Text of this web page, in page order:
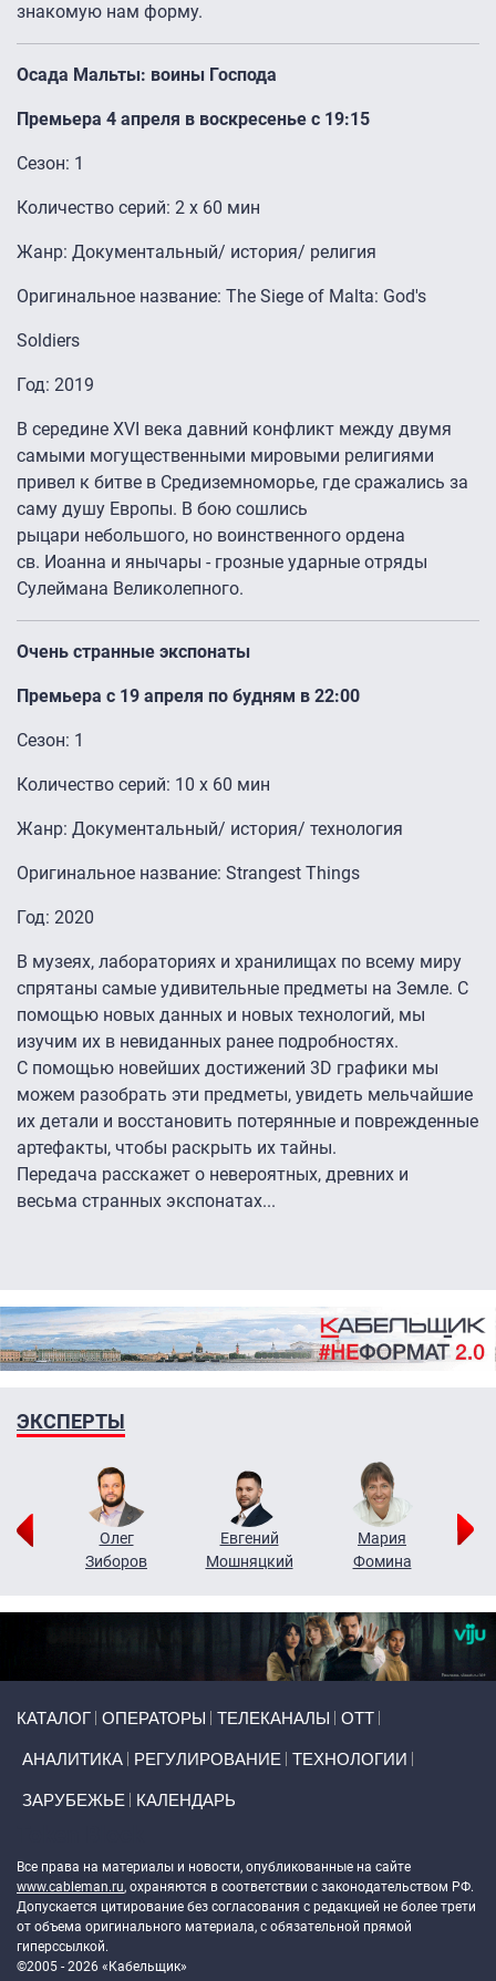
знакомую нам форму.
Осада Мальты: воины Господа
Премьера 4 апреля в воскресенье с 19:15
Сезон: 1
Количество серий: 2 x 60 мин
Жанр: Документальный/ история/ религия
Оригинальное название: The Siege of Malta: God's
Soldiers
Год: 2019
В середине XVI века давний конфликт между двумя
самыми могущественными мировыми религиями
привел к битве в Средиземноморье, где сражались за
саму душу Европы. В бою сошлись
рыцари небольшого, но воинственного ордена
св. Иоанна и янычары - грозные ударные отряды
Сулеймана Великолепного.
Очень странные экспонаты
Премьера с 19 апреля по будням в 22:00
Сезон: 1
Количество серий: 10 x 60 мин
Жанр: Документальный/ история/ технология
Оригинальное название: Strangest Things
Год: 2020
В музеях, лабораториях и хранилищах по всему миру
спрятаны самые удивительные предметы на Земле. С
помощью новых данных и новых технологий, мы
изучим их в невиданных ранее подробностях.
С помощью новейших достижений 3D графики мы
можем разобрать эти предметы, увидеть мельчайшие
их детали и восстановить потерянные и поврежденные
артефакты, чтобы раскрыть их тайны.
Передача расскажет о невероятных, древних и
весьма странных экспонатах...
ЭКСПЕРТЫ
Олег
Зиборов
Евгений
Мошняцкий
Мария
Фомина
КАТАЛОГ ОПЕРАТОРЫ ТЕЛЕКАНАЛЫ ОТТ
АНАЛИТИКА РЕГУЛИРОВАНИЕ ТЕХНОЛОГИИ
ЗАРУБЕЖЬЕ КАЛЕНДАРЬ
Все права на материалы и новости, опубликованные на сайте
www.cableman.ru, охраняются в соответствии с законодательством РФ.
Допускается цитирование без согласования с редакцией не более трети
от объема оригинального материала, с обязательной прямой
гиперссылкой.
©2005 - 2026 «Кабельщик»